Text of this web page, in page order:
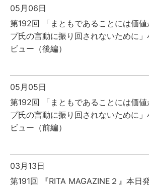
05月06日
第192回 「まともであることには価
プ氏の言動に振り回されないために
ビュー（後編）
05月05日
第192回 「まともであることには価
プ氏の言動に振り回されないために
ビュー（前編）
03月13日
第191回 『RITA MAGAZINE２』本日